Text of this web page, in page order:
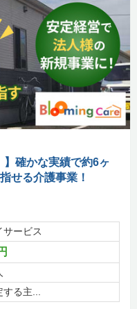
】確かな実績で約6ヶ
せる介護事業！
サービス
る主...